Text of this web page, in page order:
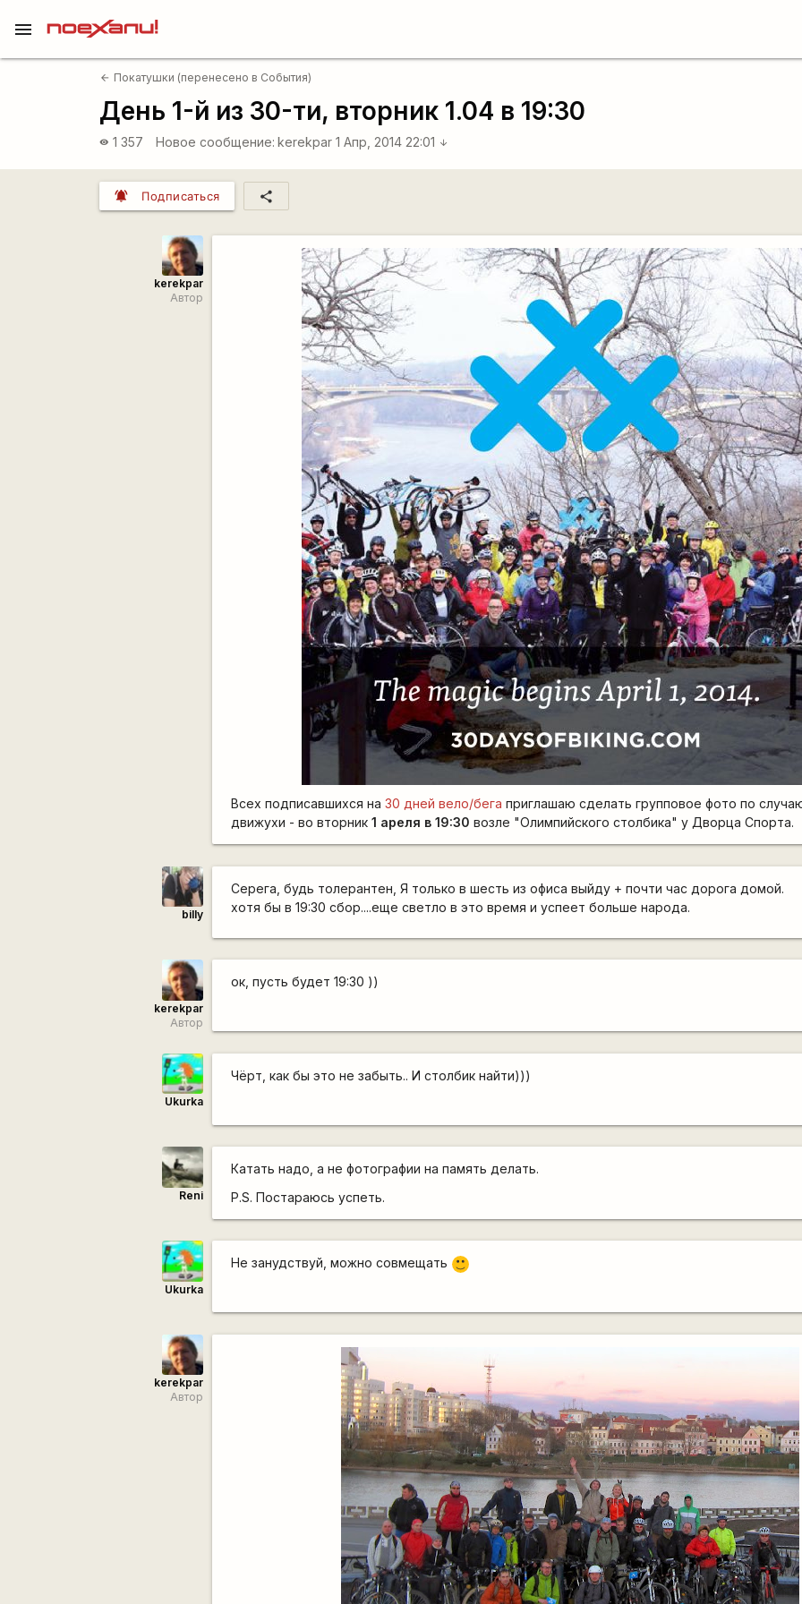
menu
arrow_back Покатушки (перенесено в События)
День 1-й из 30-ти, вторник 1.04 в 19:30
visibility 1 357 Новое сообщение: kerekpar 1 Апр, 2014 22:01 arrow_downward
notifications_active Подписаться share
kerekpar
Автор
Всех подписавшихся на30 дней вело/бега приглашаю сделать групповое фото по
движухи - во вторник1 ареля в 19:30 возле "Олимпийского столбика" у Дворца Спорта.
billy
Серега, будь толерантен, Я только в шесть из офиса выйду + почти час дорога домой.
хотя бы в 19:30 сбор....еще светло в это время и успеет больше народа.
kerekpar
Автор
ок, пусть будет 19:30 ))
Ukurka
Чёрт, как бы это не забыть.. И столбик найти)))
Reni
Катать надо, а не фотографии на память делать.
P.S. Постараюсь успеть.
Ukurka
Не занудствуй, можно совмещать :)
kerekpar
Автор